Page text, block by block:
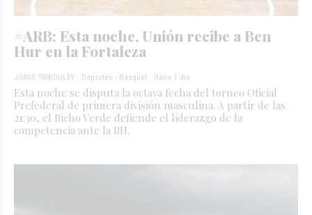
#ARB: Esta noche, Unión recibe a Ben
Hur en la Fortaleza
JORGE TRIBOULEY Deportes - Básquet Hace 1 día
Esta noche se disputa la octava fecha del torneo Oficial
Prefederal de primera división masculina. A partir de las
21:30, el Bicho Verde defiende el liderazgo de la
competencia ante la BH.